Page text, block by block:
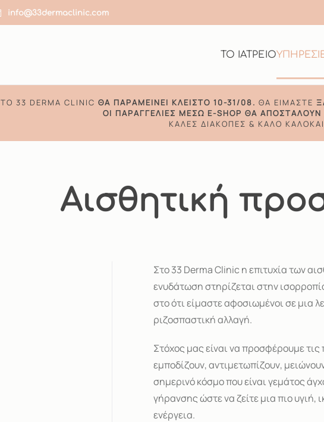
info@33dermaclinic.com
ΤΟ ΙΑΤΡΕΙΟ
TO 33 DERMA CLINIC ΘΑ ΠΑΡΑΜΕΊΝΕΙ ΚΛΕΙΣΤΌ 10-31/08. ΘΑ ΕΊΜΑΣΤΕ
ΟΙ ΠΑΡΑΓΓΕΛΊΕΣ ΜΈΣΩ E-SHOP ΘΑ
ΚΑΛΈΣ ΔΙΑΚΟΠΈΣ & ΚΑΛΌ
Αισθητική
Στο 33 Derma Clinic η επιτυχία των
ενυδάτωση στηρίζεται στην
στο ότι είμαστε αφοσιωμένοι σε μια
ριζοσπαστική αλλαγή.
Στόχος μας είναι να προσφέρουμε
εμποδίζουν, αντιμετωπίζουν,
σημερινό κόσμο που είναι γεμάτος
γήρανσης ώστε να ζείτε μια πιο υγιή,
ενέργεια.